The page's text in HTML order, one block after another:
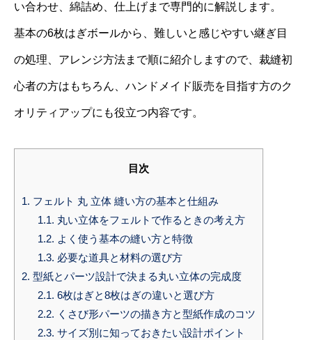
い合わせ、綿詰め、仕上げまで専門的に解説します。
基本の6枚はぎボールから、難しいと感じやすい継ぎ目
の処理、アレンジ方法まで順に紹介しますので、裁縫初
心者の方はもちろん、ハンドメイド販売を目指す方のク
オリティアップにも役立つ内容です。
目次
1. フェルト 丸 立体 縫い方の基本と仕組み
1.1. 丸い立体をフェルトで作るときの考え方
1.2. よく使う基本の縫い方と特徴
1.3. 必要な道具と材料の選び方
2. 型紙とパーツ設計で決まる丸い立体の完成度
2.1. 6枚はぎと8枚はぎの違いと選び方
2.2. くさび形パーツの描き方と型紙作成のコツ
2.3. サイズ別に知っておきたい設計ポイント